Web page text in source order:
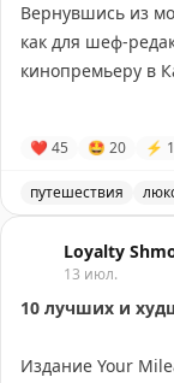
Вернувшись из
как для шеф-
кинопремьеру в
вина, в другой
Команда отеля
Что я не ожидала
- стайлер для
- отпариватель
- корзина для
❤ 45 🤩 20 ⚡
путешествия
Loyalty
13 июл.
10 лучших и
Издание Your